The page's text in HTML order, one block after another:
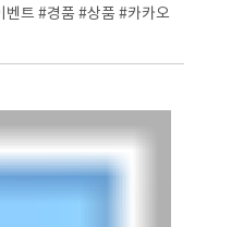
트 #경품 #상품 #카카오